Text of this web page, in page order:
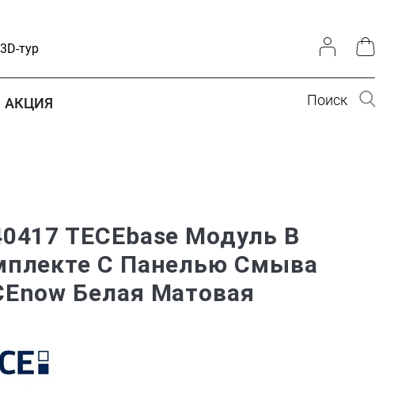
3D-тур
АКЦИЯ Поиск
TECEbase Модуль В
С Панелью Смыва
Белая Матовая